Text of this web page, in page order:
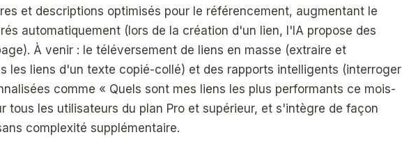
et descriptions optimisés pour le référencement, augmentant le
automatiquement (lors de la création d'un lien, l'IA propose des
À venir : le téléversement de liens en masse (extraire et
les liens d'un texte copié-collé) et des rapports intelligents (interroger
comme « Quels sont mes liens les plus performants ce mois-
tous les utilisateurs du plan Pro et supérieur, et s'intègre de façon
complexité supplémentaire.